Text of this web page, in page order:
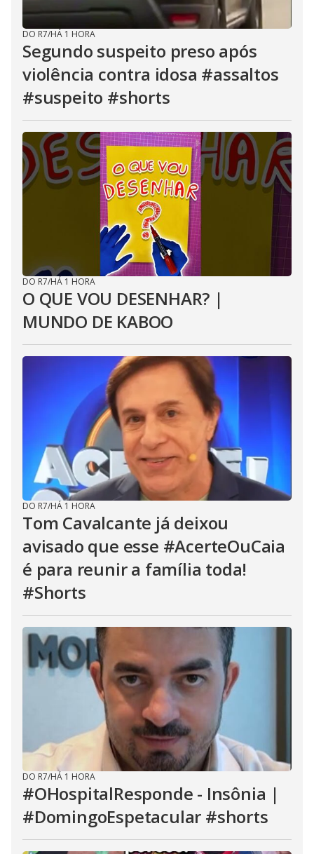
DO R7/HÁ 1 HORA
Segundo suspeito preso após
violência contra idosa #assaltos
#suspeito #shorts
DO R7/HÁ 1 HORA
O QUE VOU DESENHAR? |
MUNDO DE KABOO
DO R7/HÁ 1 HORA
Tom Cavalcante já deixou
avisado que esse #AcerteOuCaia
é para reunir a família toda!
#Shorts
DO R7/HÁ 1 HORA
#OHospitalResponde - Insônia |
#DomingoEspetacular #shorts